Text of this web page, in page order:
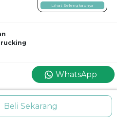
Lihat Selengkapnya
modern yang cocok untuk ruang
area cafe. Dudukan ergonomis
digunakan dalam waktu lama. Kaki
Beli Sekarang
WhatsApp